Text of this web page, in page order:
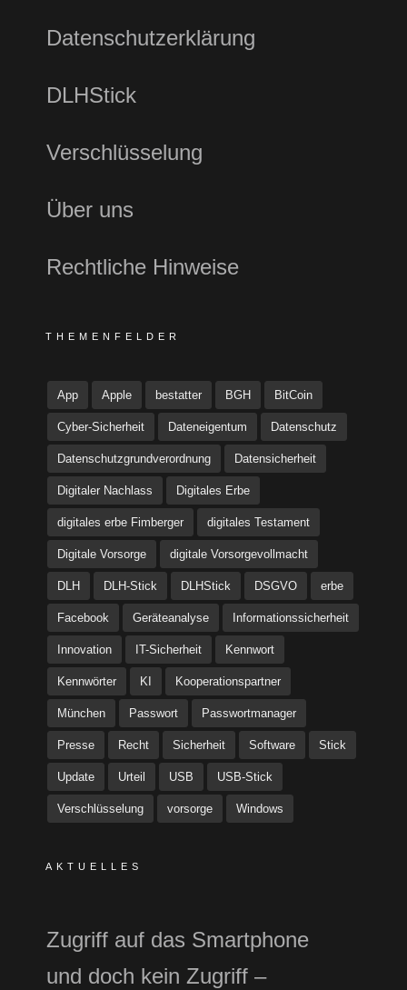
Datenschutzerklärung
DLHStick
Verschlüsselung
Über uns
Rechtliche Hinweise
THEMENFELDER
App Apple bestatter BGH BitCoin
Cyber-Sicherheit Dateneigentum Datenschutz
Datenschutzgrundverordnung Datensicherheit
Digitaler Nachlass Digitales Erbe
digitales erbe Fimberger digitales Testament
Digitale Vorsorge digitale Vorsorgevollmacht
DLH DLH-Stick DLHStick DSGVO erbe
Facebook Geräteanalyse Informationssicherheit
Innovation IT-Sicherheit Kennwort
Kennwörter KI Kooperationspartner
München Passwort Passwortmanager
Presse Recht Sicherheit Software Stick
Update Urteil USB USB-Stick
Verschlüsselung vorsorge Windows
AKTUELLES
Zugriff auf das Smartphone
und doch kein Zugriff –